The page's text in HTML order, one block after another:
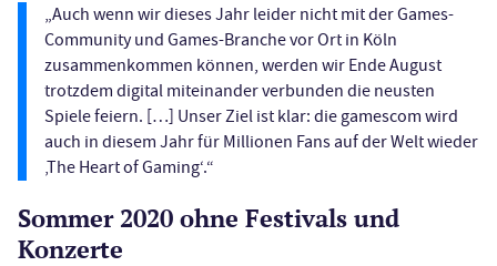
„Auch wenn wir dieses Jahr leider nicht mit der Games-
Community und Games-Branche vor Ort in Köln
zusammenkommen können, werden wir Ende August
trotzdem digital miteinander verbunden die neusten
Spiele feiern. […] Unser Ziel ist klar: die gamescom wird
auch in diesem Jahr für Millionen Fans auf der Welt wieder
‚The Heart of Gaming‘.“
Sommer 2020 ohne Festivals und
Konzerte